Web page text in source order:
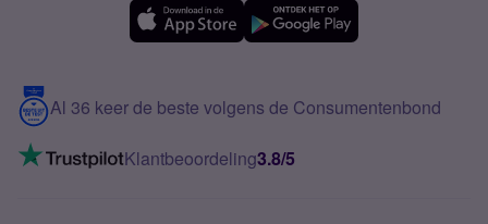
Meerdere nummers
5G internet
Mobiel internet
Mobiel abonnement
Contact
VoLTE 4G bellen
Al 36 keer de beste volgens de Consumentenbond
Klantbeoordeling3.8/5